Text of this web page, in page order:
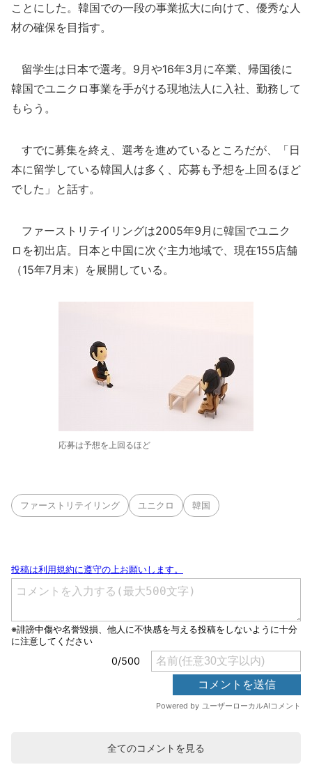
ことにした。韓国での一段の事業拡大に向けて、優秀な人
材の確保を目指す。
留学生は日本で選考。9月や16年3月に卒業、帰国後に
韓国でユニクロ事業を手がける現地法人に入社、勤務して
もらう。
すでに募集を終え、選考を進めているところだが、「日
本に留学している韓国人は多く、応募も予想を上回るほど
でした」と話す。
ファーストリテイリングは2005年9月に韓国でユニク
ロを初出店。日本と中国に次ぐ主力地域で、現在155店舗
（15年7月末）を展開している。
応募は予想を上回るほど
ファーストリテイリング ユニクロ 韓国
全てのコメントを見る